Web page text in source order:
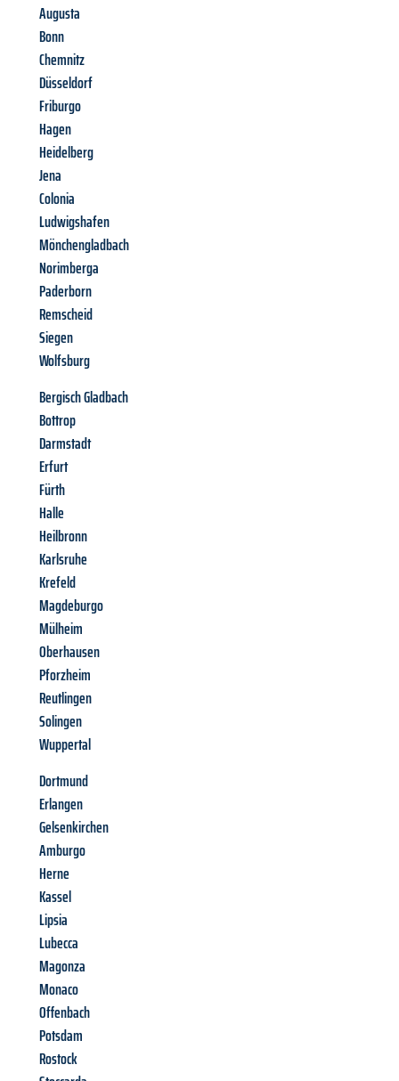
Augusta
Bonn
Chemnitz
Düsseldorf
Friburgo
Hagen
Heidelberg
Jena
Colonia
Ludwigshafen
Mönchengladbach
Norimberga
Paderborn
Remscheid
Siegen
Wolfsburg
Bergisch Gladbach
Bottrop
Darmstadt
Erfurt
Fürth
Halle
Heilbronn
Karlsruhe
Krefeld
Magdeburgo
Mülheim
Oberhausen
Pforzheim
Reutlingen
Solingen
Wuppertal
Dortmund
Erlangen
Gelsenkirchen
Amburgo
Herne
Kassel
Lipsia
Lubecca
Magonza
Monaco
Offenbach
Potsdam
Rostock